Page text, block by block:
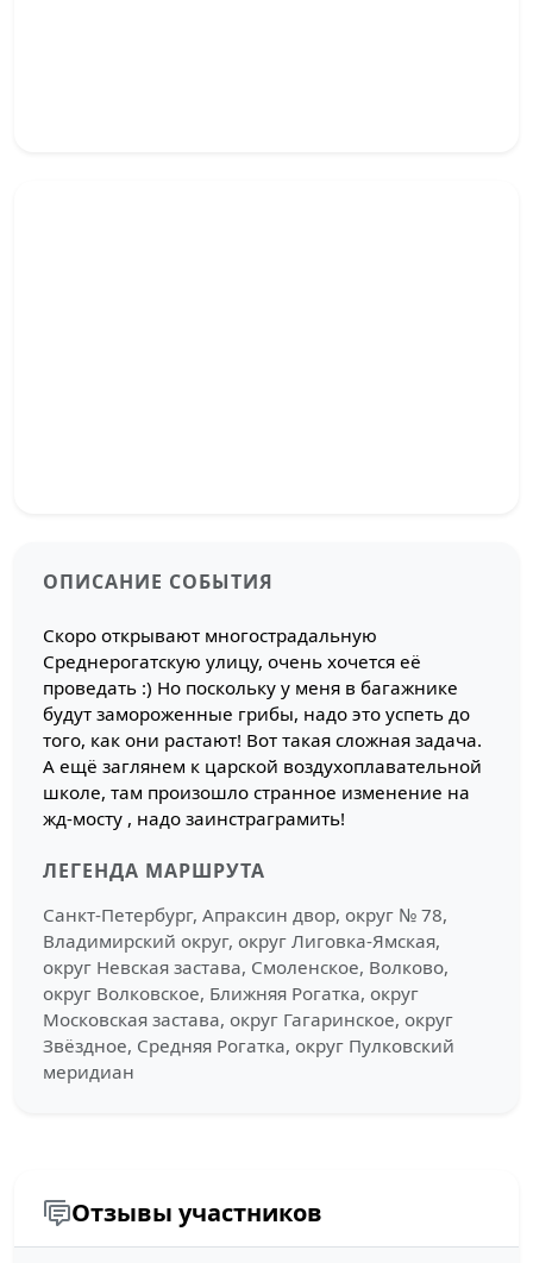
ОПИСАНИЕ СОБЫТИЯ
Скоро открывают многострадальную
Среднерогатскую улицу, очень хочется её
проведать :) Но поскольку у меня в багажнике
будут замороженные грибы, надо это успеть до
того, как они растают! Вот такая сложная задача.
А ещё заглянем к царской воздухоплавательной
школе, там произошло странное изменение на
жд-мосту , надо заинстраграмить!
ЛЕГЕНДА МАРШРУТА
Санкт-Петербург, Апраксин двор, округ № 78,
Владимирский округ, округ Лиговка-Ямская,
округ Невская застава, Смоленское, Волково,
округ Волковское, Ближняя Рогатка, округ
Московская застава, округ Гагаринское, округ
Звёздное, Средняя Рогатка, округ Пулковский
меридиан
Отзывы участников